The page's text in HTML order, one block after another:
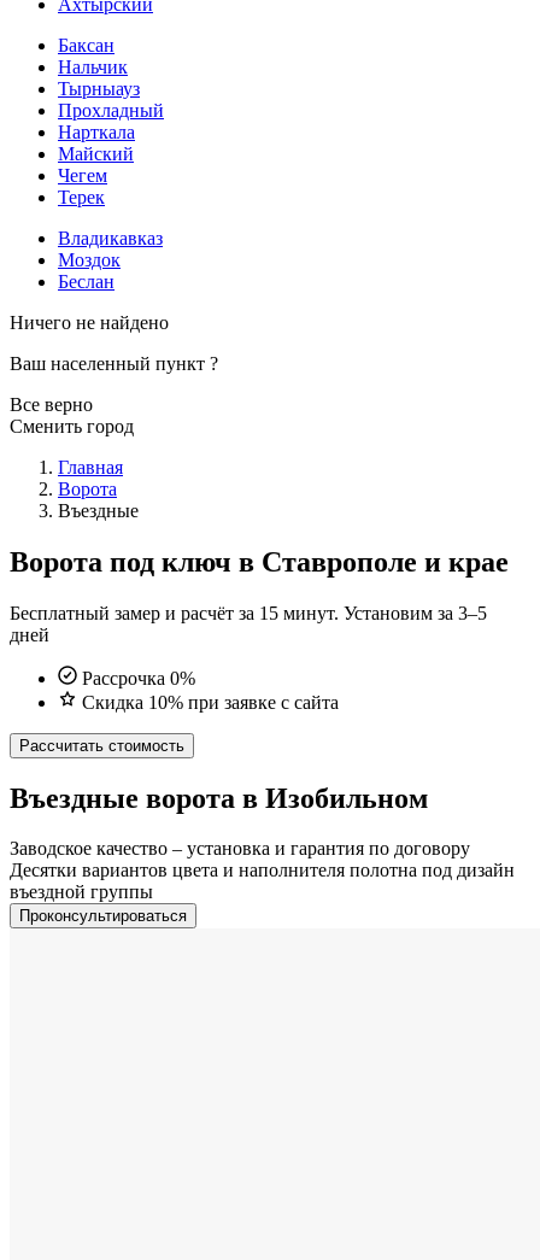
Баксан
Нальчик
Тырныауз
Прохладный
Нарткала
Майский
Чегем
Терек
Владикавказ
Моздок
Беслан
Ничего не найдено
Ваш населенный пункт ?
Все верно
Сменить город
Главная
Ворота
Въездные
Ворота под ключ в Ставрополе и крае
Бесплатный замер и расчёт за 15 минут. Установим за 3–5
дней
Рассрочка 0%
Скидка 10% при заявке с сайта
Рассчитать стоимость
Въездные ворота в Изобильном
Заводское качество – установка и гарантия по договору
Десятки вариантов цвета и наполнителя полотна под дизайн
въездной группы
Проконсультироваться